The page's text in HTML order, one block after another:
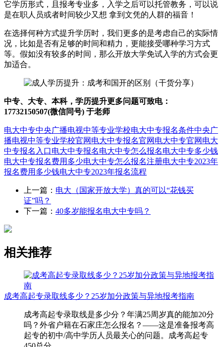
它学历形式，且报考专业多，入学之后可以托管教务，可以说
是在职人员或者时间较少又想 拿到文凭的人群的福音！
在选择何种方式提升学历时，我们更多的是考虑自己的实际情
况，比如是否有足够的时间和精力，更能接受哪种学习方式
等。假如没有较多的时间，那么开放大学免试入学的方式会更
加适合。
中专、大专、本科，学历提升更多问题可致电：
17732150507(微信同号) 于老师
电大中专中央广播电视中等专业学校电大中专报名条件中央广
播电视中等专业学校官网 电大中专报名官网 电大中专官网 电大
中专报名入口电大中专报名电大中专怎么报名电大中专多少钱
电大中专报名费用多少电大中专怎么报名注册电大中专2023年
报名费用多少钱电大中专2023年报名流程
上一篇： 电大（国家开放大学）真的可以“花钱买
证”吗？
下一篇： 40多岁能报名电大中专吗？
相关推荐
成考高起专录取线多少？25岁加分政策与异地报考指南
成考高起专录取线是多少分？年满25周岁真的能加20分
吗？外省户籍在石家庄怎么报名？——这是准备报考高
起专的初中/高中学历人员最关心的问题。成考高起专